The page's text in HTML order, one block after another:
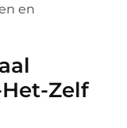
en
Zelf